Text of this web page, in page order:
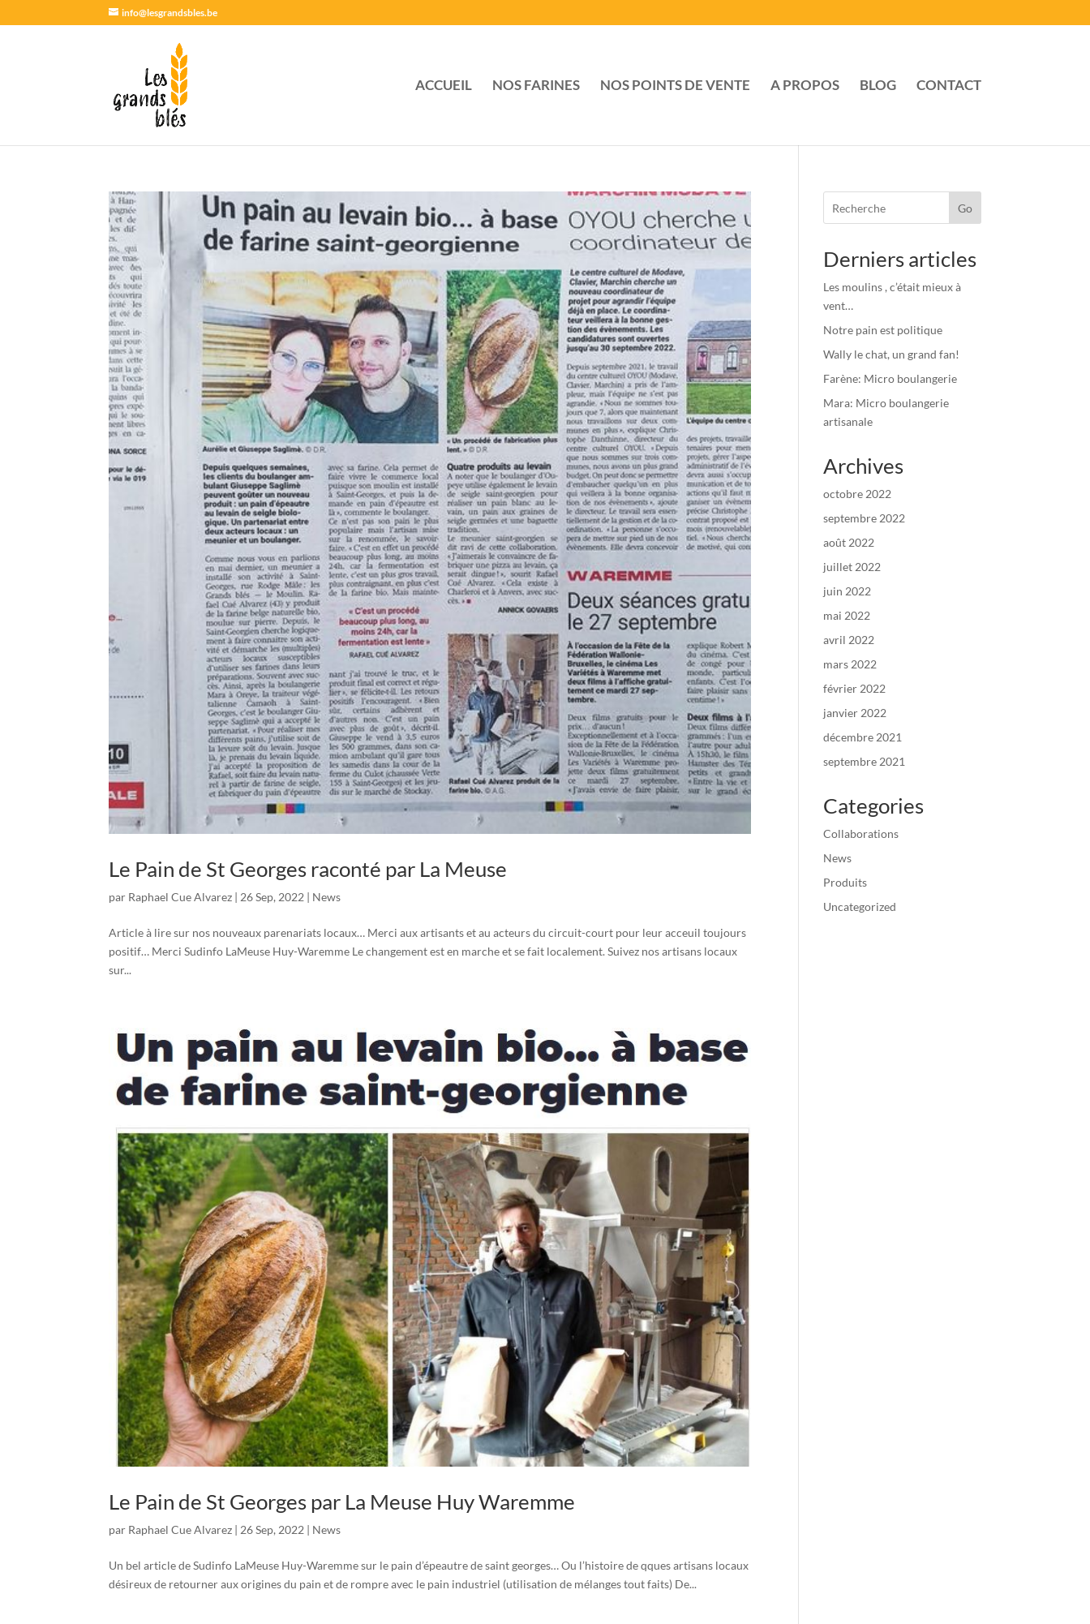
info@lesgrandsbles.be
ACCUEIL NOS FARINES NOS POINTS DE VENTE A PROPOS BLOG CONTACT
Le Pain de St Georges raconté par La Meuse
par Raphael Cue Alvarez | 26 Sep, 2022 | News
Article à lire sur nos nouveaux parenariats locaux… Merci aux artisants et au acteurs du circuit-court pour leur acceuil toujours
positif… Merci Sudinfo LaMeuse Huy-Waremme Le changement est en marche et se fait localement. Suivez nos artisans locaux
sur...
Le Pain de St Georges par La Meuse Huy Waremme
par Raphael Cue Alvarez | 26 Sep, 2022 | News
Un bel article de Sudinfo LaMeuse Huy-Waremme sur le pain d’épeautre de saint georges… Ou l’histoire de qques artisans locaux
désireux de retourner aux origines du pain et de rompre avec le pain industriel (utilisation de mélanges tout faits) De...
Go
Derniers articles
Les moulins , c’était mieux à
vent…
Notre pain est politique
Wally le chat, un grand fan!
Farène: Micro boulangerie
Mara: Micro boulangerie
artisanale
Archives
octobre 2022
septembre 2022
août 2022
juillet 2022
juin 2022
mai 2022
avril 2022
mars 2022
février 2022
janvier 2022
décembre 2021
septembre 2021
Categories
Collaborations
News
Produits
Uncategorized